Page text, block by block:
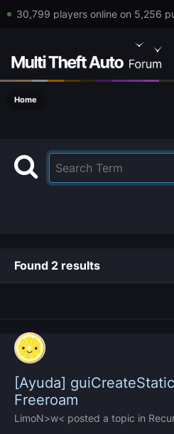
30,799 players online on 5,256
Home
Found 2 results
[Ayuda]
Freeroam
LimoN>w< posted a topic in